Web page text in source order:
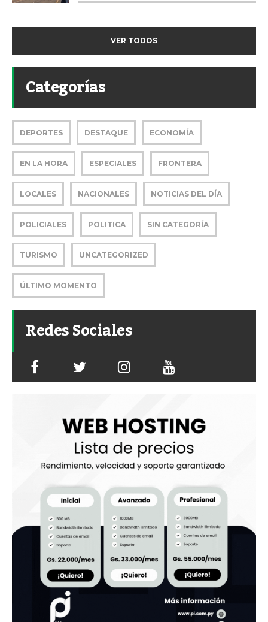
VER TODOS
Categorías
DEPORTES DESTAQUE ECONOMÍA
EN LA HORA ESPECIALES FRONTERA
LOCALES NACIONALES NOTICIAS DEL DÍA
POLICIALES POLITICA SIN CATEGORÍA
TURISMO UNCATEGORIZED
ÚLTIMO MOMENTO
Redes Sociales